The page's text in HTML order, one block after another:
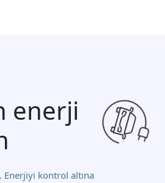
enerji
Enerjiyi kontrol altına